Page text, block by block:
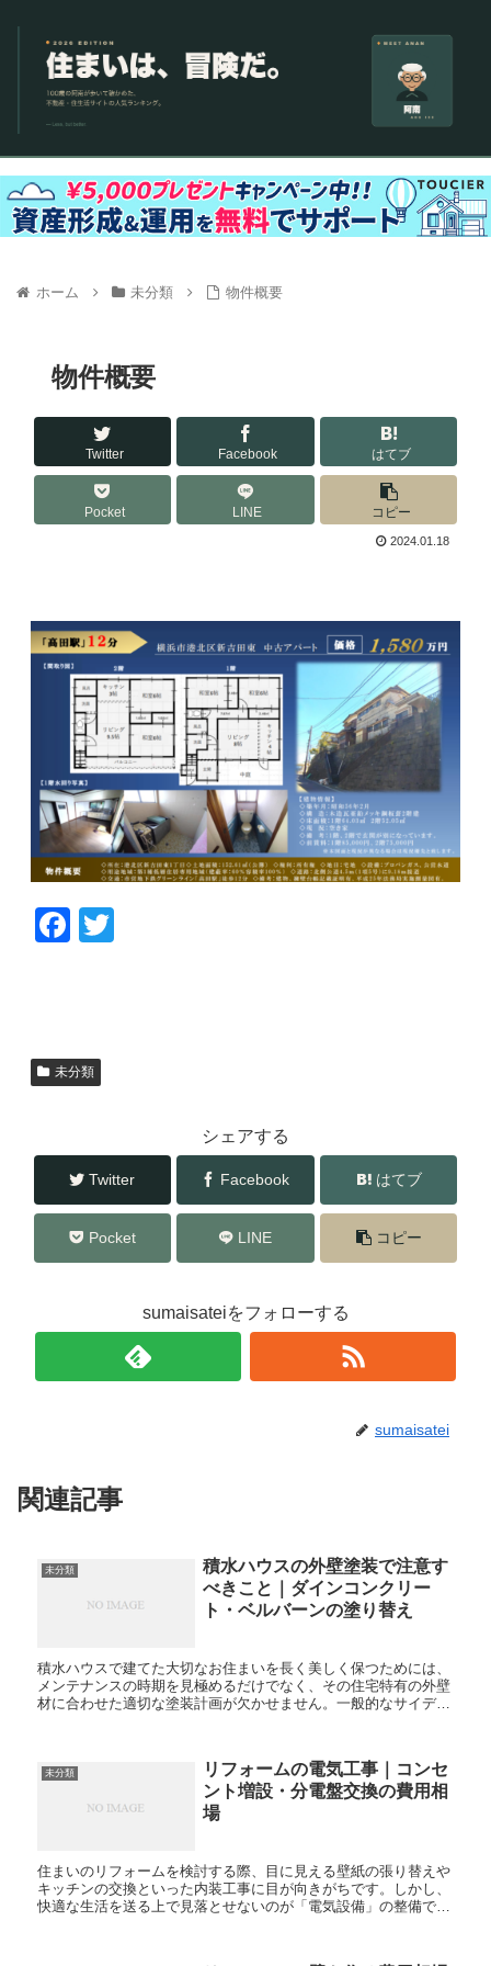
ホーム 未分類 物件概要
物件概要
Twitter Facebook はてブ
Pocket LINE コピー
2024.01.18
F
b
o
k
未分類
シェアする
Twitter Facebook はてブ
Pocket LINE コピー
sumaisateiをフォローする
sumaisatei
関連記事
未分類
積水ハウスの外壁塗装で注意す
べきこと｜ダインコンクリー
ト・ベルバーンの塗り替え
積水ハウスで建てた大切なお住まいを長く美しく保つためには、
メンテナンスの時期を見極めるだけでなく、その住宅特有の外壁
材に合わせた適切な塗装計画が欠かせません。一般的なサイディ
未分類
リフォームの電気工事｜コンセ
ント増設・分電盤交換の費用相
場
住まいのリフォームを検討する際、目に見える壁紙の張り替えや
キッチンの交換といった内装工事に目が向きがちです。しかし、
快適な生活を送る上で見落とせないのが「電気設備」の整備で